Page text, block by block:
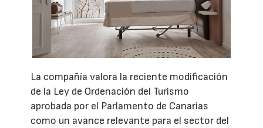
La compañía valora la reciente modificación
de la Ley de Ordenación del Turismo
aprobada por el Parlamento de Canarias
como un avance relevante para el sector del